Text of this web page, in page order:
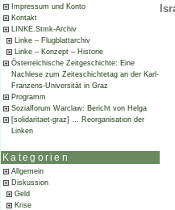
Impressum und Konto
Kontakt
LINKE.Stmk-Archiv
Linke – Flugblattarchiv
Linke – Konzept – Historie
Österreichische Zeitgeschichte: Eine
Nachlese zum Zeiteschichtetag an der Karl-
Franzens-Universität in Graz
Programm
Sozialforum Warclaw: Bericht von Helga
[solidaritaet-graz] … Reorganisation der
Linken
Kategorien
Allgemein
Diskussion
Geld
Krise